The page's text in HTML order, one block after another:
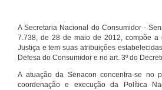
A Secretaria Nacional do Consumidor -
7.738, de 28 de maio de 2012, compõe a
Justiça e tem suas atribuições
Defesa do Consumidor e no art. 3º do
A atuação da Senacon concentra-se no
coordenação e execução da Política